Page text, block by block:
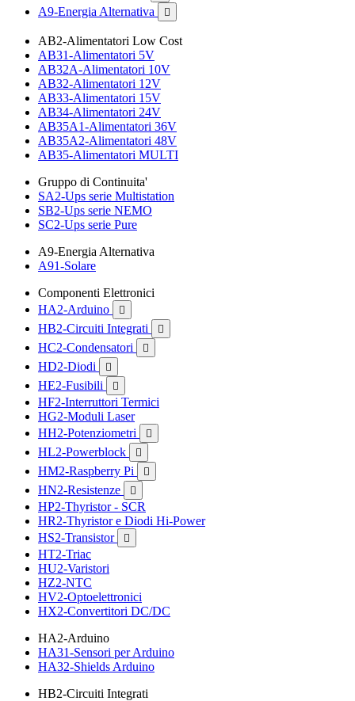
A9-Energia Alternativa 
AB2-Alimentatori Low Cost
AB31-Alimentatori 5V
AB32A-Alimentatori 10V
AB32-Alimentatori 12V
AB33-Alimentatori 15V
AB34-Alimentatori 24V
AB35A1-Alimentatori 36V
AB35A2-Alimentatori 48V
AB35-Alimentatori MULTI
Gruppo di Continuita'
SA2-Ups serie Multistation
SB2-Ups serie NEMO
SC2-Ups serie Pure
A9-Energia Alternativa
A91-Solare
Componenti Elettronici
HA2-Arduino

HB2-Circuiti Integrati 
HC2-Condensatori 
HD2-Diodi 
HE2-Fusibili 
HF2-Interruttori Termici
HG2-Moduli Laser
HH2-Potenziometri

HL2-Powerblock 
HM2-Raspberry Pi 
HN2-Resistenze 
HP2-Thyristor - SCR
HR2-Thyristor e Diodi Hi-Power
HS2-Transistor

HT2-Triac
HU2-Varistori
HZ2-NTC
HV2-Optoelettronici
HX2-Convertitori DC/DC
HA2-Arduino
HA31-Sensori per Arduino
HA32-Shields Arduino
HB2-Circuiti Integrati